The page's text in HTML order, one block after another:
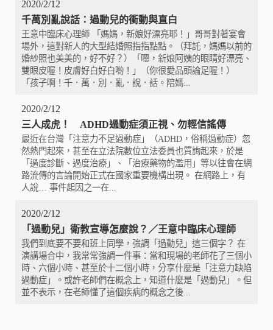
2020/2/12
千萬別亂說話：過動兒的衝動與直白
王意中臨床心理師 「媽媽，新娘好漂亮耶！」哥哥對著宴會
場外，這對新人的大型結婚照指指點點。（拜託，媽媽以前的
婚紗照也美美的，好不好？）「嗯，新娘阿姨的眼睛好漂亮、
雙眼皮喔！皮膚好白好白喲！」（你很愛品頭論足喔！）
「孩子啊！千．萬．別．亂．說．話。陪媽...
2020/2/12
三人成虎！ ADHD過動症須正視、勿輕信謠傳
最近在台灣「注意力不足過動症」（ADHD，俗稱過動症）忽
然熱門起來，甚至在立法院數位立法委員也質詢起來，於是
「過度診斷、過度治療」、「治療藥物的濫用」等以往會在網
路流傳的言論開始正式在國家重要機構出現。 在網路上，有
人說… 事件起因之一在...
2020/2/12
「過動兒」衛教宣導怎麼說？／王意中臨床心理師
我們到底要不要和班上同學，強調「過動兒」這三個字？ 在
演講場合中，我常常強調一件事：當和現場的老師花了三個小
時、六個小時、甚至於十二個小時，分享什麼是「注意力缺陷
過動症」。或許老師們在概念上，知道什麼是「過動兒」。但
並不表示，在老師懂了這個疾病的概念之後...